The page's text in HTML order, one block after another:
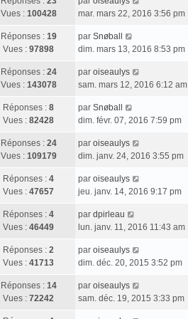
Vues : 100428
mar. mars 22, 2016 3:56 pm
Réponses : 19
Vues : 97898
par Snøball
dim. mars 13, 2016 8:53 pm
Réponses : 24
Vues : 143078
par oiseaulys
sam. mars 12, 2016 6:12 am
Réponses : 8
Vues : 82428
par Snøball
dim. févr. 07, 2016 7:59 pm
Réponses : 24
Vues : 109179
par oiseaulys
dim. janv. 24, 2016 3:55 pm
Réponses : 4
Vues : 47657
par oiseaulys
jeu. janv. 14, 2016 9:17 pm
Réponses : 4
Vues : 46449
par dpirleau
lun. janv. 11, 2016 11:43 am
Réponses : 2
Vues : 41713
par oiseaulys
dim. déc. 20, 2015 3:52 pm
Réponses : 14
Vues : 72242
par oiseaulys
sam. déc. 19, 2015 3:33 pm